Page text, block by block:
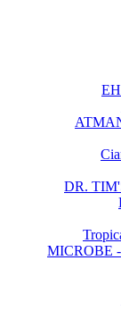
מיקרוב ליפט מתוקים - MICROBE